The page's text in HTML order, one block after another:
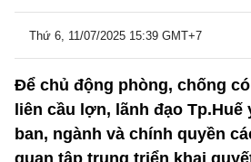
Thứ 6, 11/07/2025 15:39 GMT+7
Để chủ động phòng, chống
liên cầu lợn, lãnh đạo Tp.Huế
ban, ngành và chính quyền
quan tập trung triển khai